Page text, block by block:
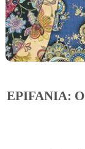
EPIFANIA: